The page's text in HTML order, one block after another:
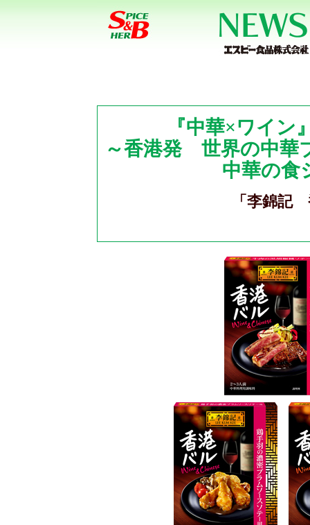
『中華×ワイン
～香港発 世界の中華
中華の食
「李錦記